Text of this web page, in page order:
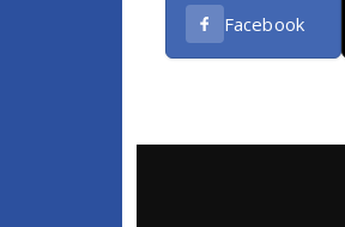
Facebook